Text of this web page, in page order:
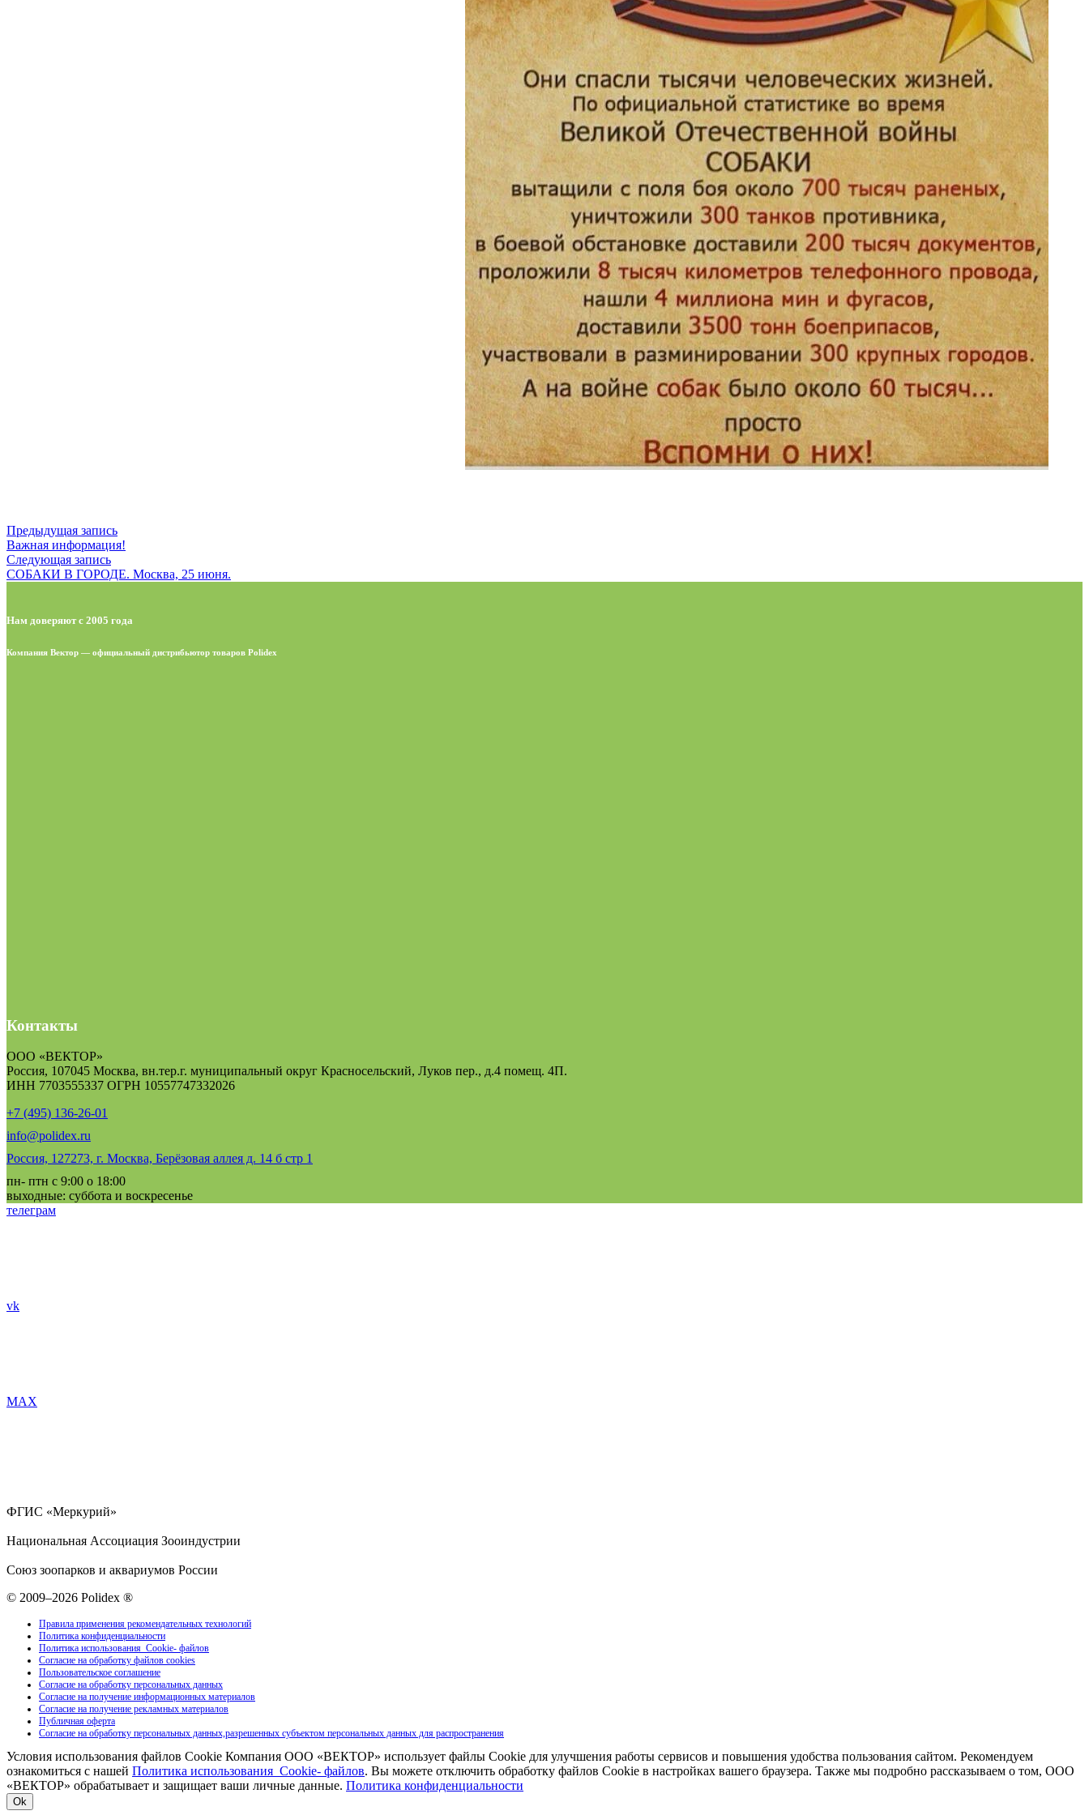
Предыдущая запись
Важная информация!
Следующая запись
СОБАКИ В ГОРОДЕ. Москва, 25 июня.
Нам доверяют с 2005 года
Компания Вектор — официальный дистрибьютор товаров Polidex
Контакты
ООО «ВЕКТОР»
Россия, 107045 Москва, вн.тер.г. муниципальный округ Красносельский, Луков пер., д.4 помещ. 4П.
ИНН 7703555337 ОГРН 10557747332026
+7 (495) 136-26-01
info@polidex.ru
Россия, 127273, г. Москва, Берёзовая аллея д. 14 б стр 1
пн- птн с 9:00 о 18:00
выходные: суббота и воскресенье
телеграм
vk
MAX
ФГИС «Меркурий»
Национальная Ассоциация Зооиндустрии
Союз зоопарков и аквариумов России
© 2009–2026 Polidex ®
Правила применения рекомендательных технологий
Политика конфиденциальности
Политика использования Cookie- файлов
Согласие на обработку файлов cookies
Пользовательское соглашение
Согласие на обработку персональных данных
Согласие на получение информационных материалов
Согласие на получение рекламных материалов
Публичная оферта
Согласие на обработку персональных данных,разрешенных субъектом персональных данных для распространения
Условия использования файлов Cookie Компания ООО «ВЕКТОР» использует файлы Cookie для улучшения работы сервисов и повышения удобства пользования сайтом. Рекомендуем
ознакомиться с нашей Политика использования Cookie- файлов. Вы можете отключить обработку файлов Cookie в настройках вашего браузера. Также мы подробно рассказываем о том, ООО
«ВЕКТОР» обрабатывает и защищает ваши личные данные. Политика конфиденциальности
Ok